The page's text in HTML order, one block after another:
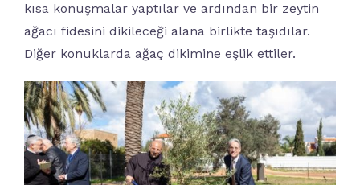
kısa konuşmalar yaptılar ve ardından bir zeytin
ağacı fidesini dikileceği alana birlikte taşıdılar.
Diğer konuklarda ağaç dikimine eşlik ettiler.